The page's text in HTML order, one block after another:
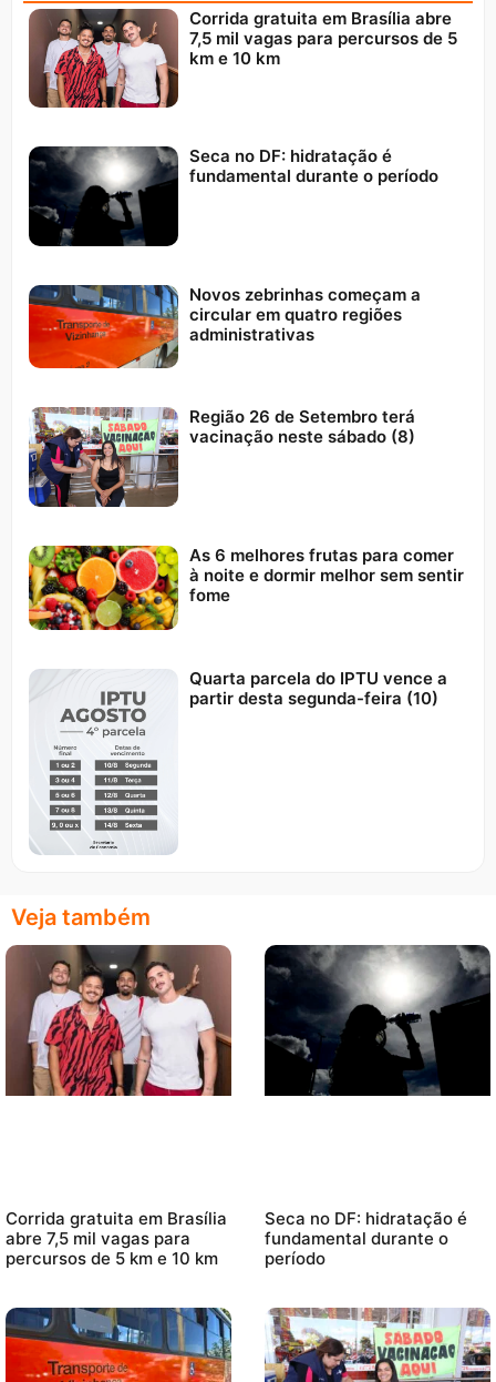
Corrida gratuita em Brasília abre
7,5 mil vagas para percursos de 5
km e 10 km
Seca no DF: hidratação é
fundamental durante o período
Novos zebrinhas começam a
circular em quatro regiões
administrativas
Região 26 de Setembro terá
vacinação neste sábado (8)
As 6 melhores frutas para comer
à noite e dormir melhor sem sentir
fome
Quarta parcela do IPTU vence a
partir desta segunda-feira (10)
Veja também
Corrida gratuita em Brasília
abre 7,5 mil vagas para
percursos de 5 km e 10 km
Seca no DF: hidratação é
fundamental durante o
período